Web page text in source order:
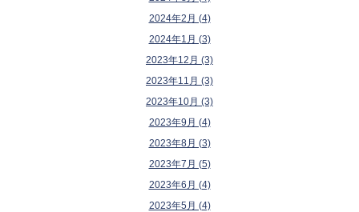
2024年2月 (4)
2024年1月 (3)
2023年12月 (3)
2023年11月 (3)
2023年10月 (3)
2023年9月 (4)
2023年8月 (3)
2023年7月 (5)
2023年6月 (4)
2023年5月 (4)